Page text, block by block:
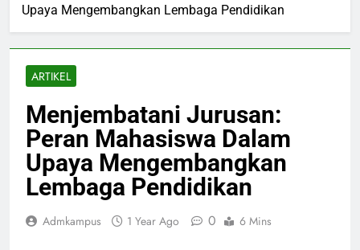
Upaya Mengembangkan Lembaga Pendidikan
ARTIKEL
Menjembatani Jurusan:
Peran Mahasiswa Dalam
Upaya Mengembangkan
Lembaga Pendidikan
Admkampus 1 Year Ago 0 6 Mins